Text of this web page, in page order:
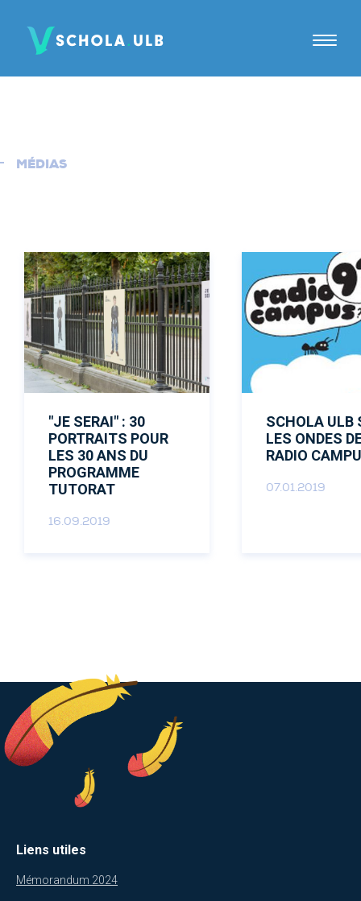
Parents
Tuteurs
Candidats tuteurs
Établissements
Donateurs
ACTUALITÉS
MÉDIAS
"JE SERAI" : 30
PORTRAITS POUR
LES 30 ANS DU
PROGRAMME
TUTORAT
16.09.2019
SCHOLA ULB
LES ONDES
RADIO
07.01.2019
Liens utiles
Mémorandum 2024